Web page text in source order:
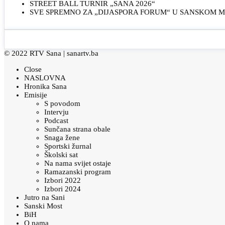
STREET BALL TURNIR „SANA 2026“
SVE SPREMNO ZA „DIJASPORA FORUM“ U SANSKOM
© 2022 RTV Sana | sanartv.ba
Close
NASLOVNA
Hronika Sana
Emisije
S povodom
Intervju
Podcast
Sunčana strana obale
Snaga žene
Sportski žurnal
Školski sat
Na nama svijet ostaje
Ramazanski program
Izbori 2022
Izbori 2024
Jutro na Sani
Sanski Most
BiH
O nama